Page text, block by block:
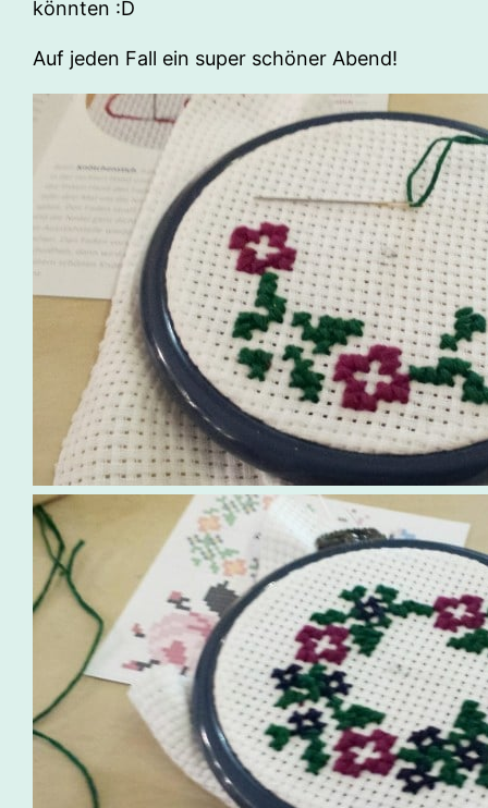
könnten :D
Auf jeden Fall ein super schöner Abend!